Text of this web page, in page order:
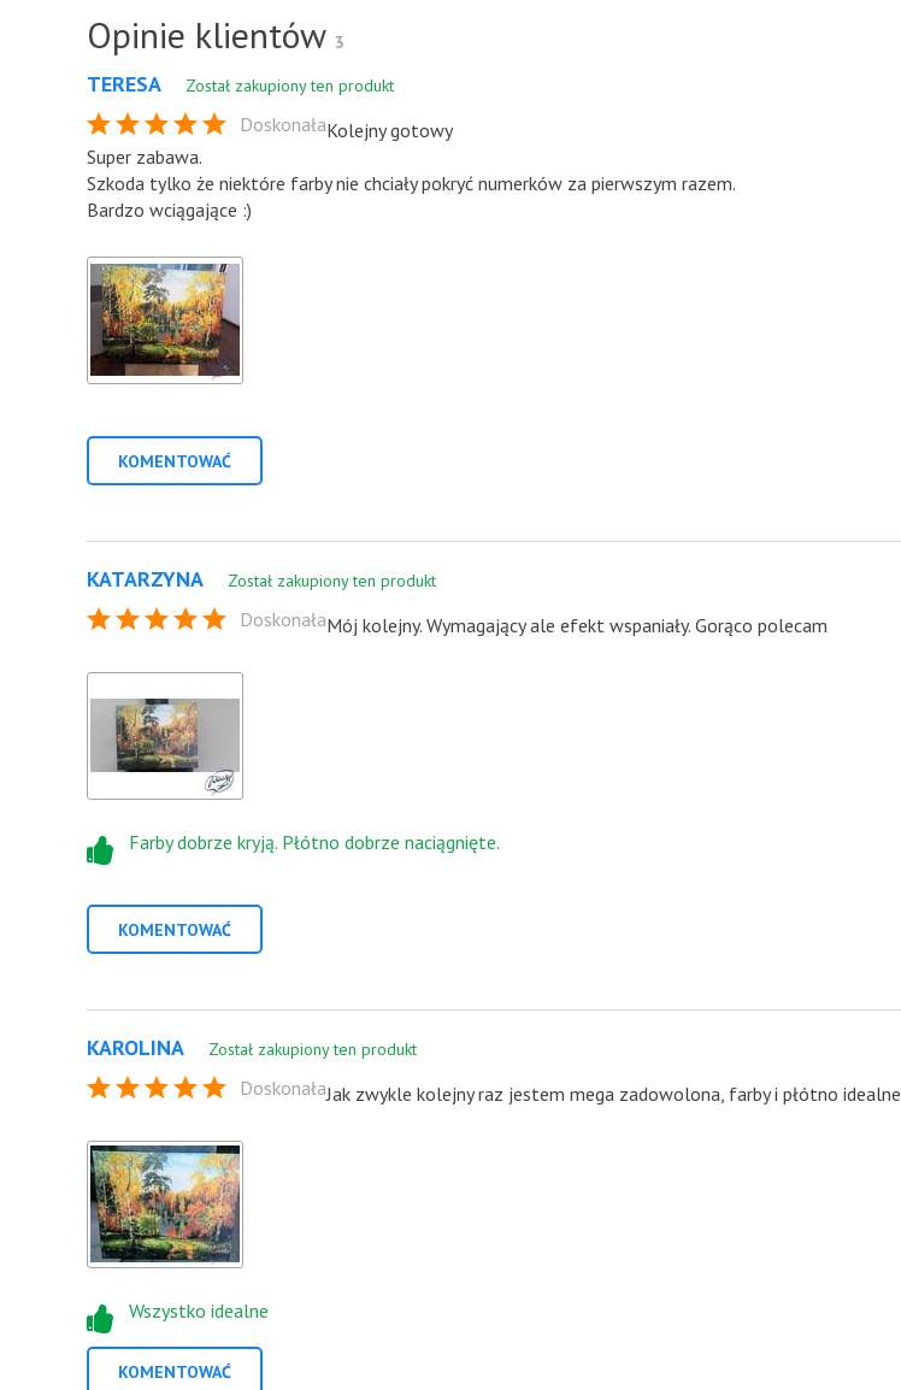
Opinie klientów 3
TERESA Został zakupiony ten produkt
DoskonałaKolejny gotowy
Super zabawa.
Szkoda tylko że niektóre farby nie chciały pokryć numerków za pierwszym razem.
Bardzo wciągające :)
KOMENTOWAĆ
KATARZYNA Został zakupiony ten produkt
DoskonałaMój kolejny. Wymagający ale efekt wspaniały. Gorąco polecam
Farby dobrze kryją. Płótno dobrze naciągnięte.
KOMENTOWAĆ
KAROLINA Został zakupiony ten produkt
DoskonałaJak zwykle kolejny raz jestem mega zadowolona, farby i płótno idealne
Wszystko idealne
KOMENTOWAĆ